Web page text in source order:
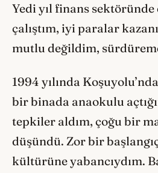
Yedi yıl finans
çalıştım, iyi paralar
mutlu değildim,
1994 yılında
bir binada anaokulu
tepkiler aldım, çoğu bir
düşündü. Zor bir
kültürüne yabancıydım.